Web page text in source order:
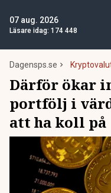
07 aug. 2026
Läsare idag: 174 448
Dagensps.se
Därför ökar
portfölj i
att ha koll på